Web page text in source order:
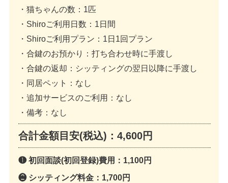
・猫ちゃんの数 ：1匹
・Shiroご利用日数 ：1日間
・Shiroご利用プラン ：1日1回プラン
・合鍵のお預かり
：打ち合わせ時に手渡し
・合鍵の返却 ：シッティングの翌日以降に手渡し
・同居ペット
：なし
・追加サービスのご利用 ：なし
・備考：なし
合計金額目安(税込)： 4,600円
❶ 初回面談(初回登録)費用： 1,100円
❷ シッティング料金： 1,700円